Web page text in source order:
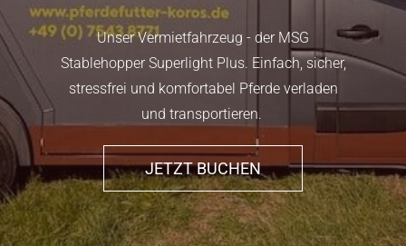
Unser Vermietfahrzeug - der MSG
Stablehopper Superlight Plus. Einfach, sicher,
stressfrei und komfortabel Pferde verladen
und transportieren.
JETZT BUCHEN